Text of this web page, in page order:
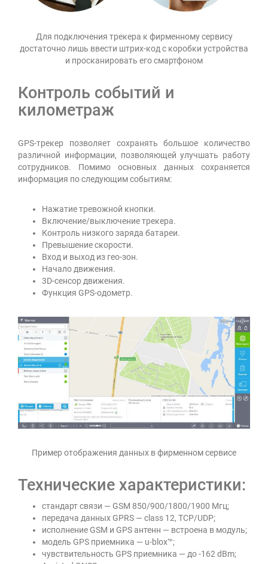
Для подключения трекера к фирменному сервису
достаточно лишь ввести штрих-код с коробки устройства
и просканировать его смартфоном
Контроль событий и
километраж
GPS-трекер позволяет сохранять большое количество
различной информации, позволяющей улучшать работу
сотрудников. Помимо основных данных сохраняется
информация по следующим событиям:
Нажатие тревожной кнопки.
Включение/выключение трекера.
Контроль низкого заряда батареи.
Превышение скорости.
Вход и выход из гео-зон.
Начало движения.
3D-сенсор движения.
Функция GPS-одометр.
Пример отображения данных в фирменном сервисе
Технические характеристики:
стандарт связи — GSM 850/900/1800/1900 Мгц;
передача данных GPRS — class 12, TCP/UDP;
исполнение GSM и GPS антенн — встроена в модуль;
модель GPS приемника — u-blox™;
чувствительность GPS приемника — до -162 dBm;